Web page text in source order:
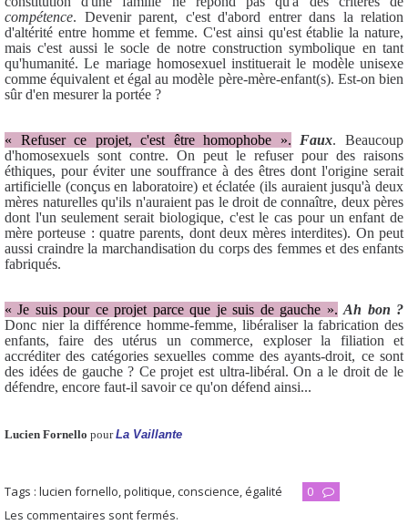
compétence. Devenir parent, c'est d'abord entrer dans la relation
d'altérité entre homme et femme. C'est ainsi qu'est établie la nature,
mais c'est aussi le socle de notre construction symbolique en tant
qu'humanité. Le mariage homosexuel instituerait le modèle unisexe
comme équivalent et égal au modèle père-mère-enfant(s). Est-on bien
sûr d'en mesurer la portée ?
« Refuser ce projet, c'est être homophobe ». Faux.
Beaucoup
d'homosexuels sont contre. On peut le refuser pour des raisons
éthiques, pour éviter une souffrance à des êtres dont l'origine serait
artificielle (conçus en laboratoire) et éclatée (ils auraient jusqu'à deux
mères naturelles qu'ils n'auraient pas le droit de connaître, deux pères
dont l'un seulement serait biologique, c'est le cas pour un enfant de
mère porteuse : quatre parents, dont deux mères interdites). On peut
aussi craindre la marchandisation du corps des femmes et des enfants
fabriqués.
« Je suis pour ce projet parce que je suis de gauche ». Ah bon ?
Donc nier la différence homme-femme, libéraliser la fabrication des
enfants, faire des utérus un commerce, exploser la filiation et
accréditer des catégories sexuelles comme des ayants-droit, ce sont
des idées de gauche ? Ce projet est ultra-libéral. On a le droit de le
défendre, encore faut-il savoir ce qu'on défend ainsi...
Lucien Fornello pourLa Vaillante
Tags : lucien fornello,politique,conscience,égalité
0
Les commentaires sont fermés.